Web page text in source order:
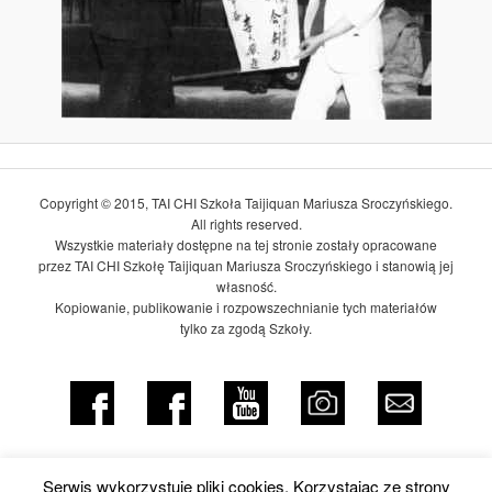
Copyright © 2015, TAI CHI Szkoła Taijiquan Mariusza Sroczyńskiego.
All rights reserved.
Wszystkie materiały dostępne na tej stronie zostały opracowane
przez TAI CHI Szkołę Taijiquan Mariusza Sroczyńskiego i stanowią jej
własność.
Kopiowanie, publikowanie i rozpowszechnianie tych materiałów
tylko za zgodą Szkoły.
Serwis wykorzystuje pliki cookies. Korzystając ze strony